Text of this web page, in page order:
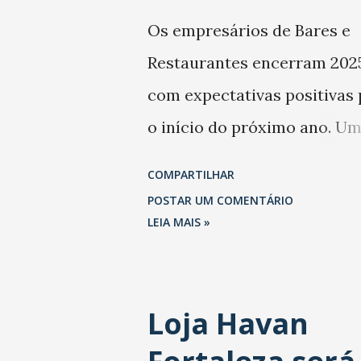
Os empresários de Bares e
Restaurantes encerram
com expectativas positivas
o início do próximo ano. Um
que 69% dos
esperam faturar mais no 1º
período de 2025. Em relação
último trimestre deste ano,
COMPARTILHAR
POSTAR UM COMENTÁRIO
LEIA MAIS »
Loja Havan